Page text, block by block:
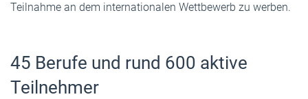
Teilnahme an dem internationalen Wettbewerb zu werben.
45 Berufe und rund 600 aktive
Teilnehmer